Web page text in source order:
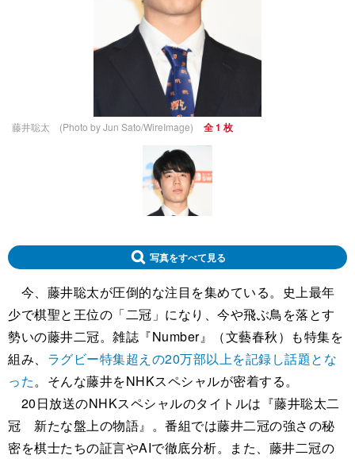
藤井聡太 (Photo by Jun Sato/WireImage) 全 1 枚
写真をすべて見る
今、藤井聡太が圧倒的な注目を集めている。史上最年
少で棋聖と王位の「二冠」になり、今や飛ぶ鳥を落とす
勢いの藤井二冠。雑誌『Number』（文藝春秋）も特集を
組み、 ラグビー特集超えの20万部以上を記録し話題とな
った。そんな藤井をNHKスペシャルが密着する。
20日放送のNHKスペシャルのタイトルは『藤井聡太二
冠 新たな盤上の物語』。番組では藤井二冠の強さの秘
密を棋士たちの証言やAIで徹底分析。また、藤井二冠の